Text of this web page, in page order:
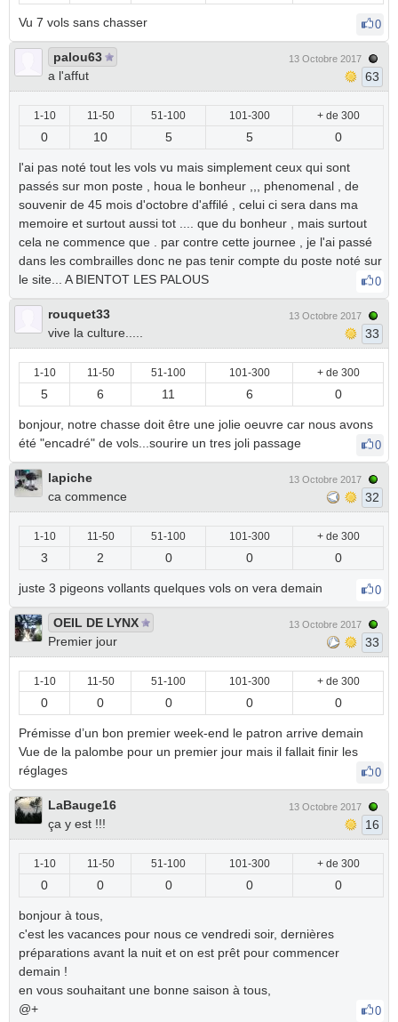
Vu 7 vols sans chasser 0
palou63
a l'affut
13 Octobre 2017
63
1-10 11-50 51-100 101-300 + de 300
0 10 5 5 0
l'ai pas noté tout les vols vu mais simplement ceux qui sont
passés sur mon poste , houa le bonheur ,,, phenomenal , de
souvenir de 45 mois d'octobre d'affilé , celui ci sera dans ma
memoire et surtout aussi tot .... que du bonheur , mais surtout
cela ne commence que . par contre cette journee , je l'ai passé
dans les combrailles donc ne pas tenir compte du poste noté sur
le site... A BIENTOT LES PALOUS
0
rouquet33
vive la culture.....
13 Octobre 2017
33
1-10 11-50 51-100 101-300 + de 300
5 6 11 6 0
bonjour, notre chasse doit être une jolie oeuvre car nous avons
été "encadré" de vols...sourire un tres joli passage
0
lapiche
ca commence
13 Octobre 2017
32
1-10 11-50 51-100 101-300 + de 300
3 2 0 0 0
juste 3 pigeons vollants quelques vols on vera demain 0
OEIL DE LYNX
Premier jour
13 Octobre 2017
33
1-10 11-50 51-100 101-300 + de 300
0 0 0 0 0
Prémisse d’un bon premier week-end le patron arrive demain
Vue de la palombe pour un premier jour mais il fallait finir les
réglages
0
LaBauge16
ça y est !!!
13 Octobre 2017
16
1-10 11-50 51-100 101-300 + de 300
0 0 0 0 0
bonjour à tous,
c'est les vacances pour nous ce vendredi soir, dernières
préparations avant la nuit et on est prêt pour commencer
demain !
en vous souhaitant une bonne saison à tous,
@+
0